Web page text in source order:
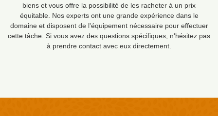
biens et vous offre la possibilité de les racheter à un prix
équitable. Nos experts ont une grande expérience dans le
domaine et disposent de l'équipement nécessaire pour effectuer
cette tâche. Si vous avez des questions spécifiques, n'hésitez pas
à prendre contact avec eux directement.